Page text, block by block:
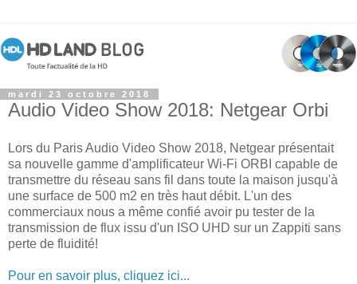
mardi 23 octobre 2018
Audio Video Show 2018: Netgear Orbi
Lors du Paris Audio Video Show 2018, Netgear présentait
sa nouvelle gamme d'amplificateur Wi-Fi ORBI capable de
transmettre du réseau sans fil dans toute la maison jusqu'à
une surface de 500 m2 en très haut débit. L'un des
commerciaux nous a même confié avoir pu tester de la
transmission de flux issu d'un ISO UHD sur un Zappiti sans
perte de fluidité!
Pour en savoir plus, cliquez ici...